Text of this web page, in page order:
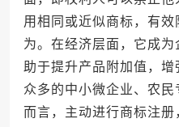
用相同或近似商标，有
为。在经济层面，它成
助于提升产品附加值，
众多的中小微企业、农
而言，主动进行商标注册